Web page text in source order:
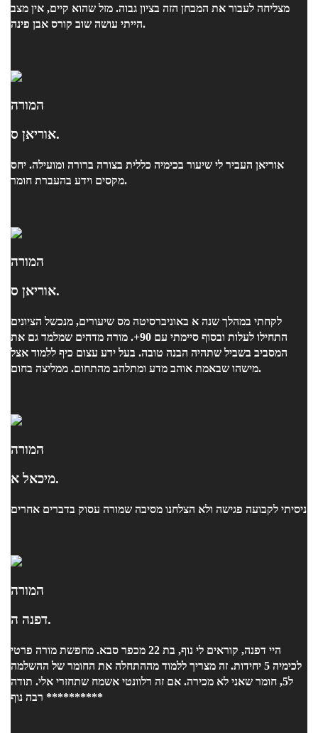
מצליחה לעבור את המבחן הזה בציון גבוה. מזל שהוא קיים, אין מצב
הייתי עושה שוב קורס אבן פינה.
המורה
אוריאן ס.
אוריאן העביר לי שיעור בכימיה כללית בצורה ברורה ומועילה. יחס
מקסים וידע בהעברת חומר.
המורה
אוריאן ס.
לקחתי במהלך שנה א באוניברסיטה מס שיעורים, מנכשל הציונים
התחילו לעלות ובסוף סיימתי עם 90+. מורה מדהים שמלמד גם את
המסביב בשביל שתהיה הבנה טובה. בעל ידע עצום כיף ללמוד אצל
מישהו שבאמת אוהב מדע ומתלהב מהתחום. ממליצה בחום.
המורה
מיכאל א.
ניסיתי לקבועה פגישה ולא הצלחנו מסיבה שמורה עסוק בדברים אחרים
המורה
דפנה ה.
היי דפנה, קוראים לי נוף, בת 22 מכפר סבא. מחפשת מורה פרטי
לכימיה 5 יחידות. זה מצריך ללמוד מההתחלה את החומר של ההשלמה
ל5, חומר שאני לא מכירה. אם זה רלוונטי אשמח שתחזרי אלי. תודה
רבה נוף **********